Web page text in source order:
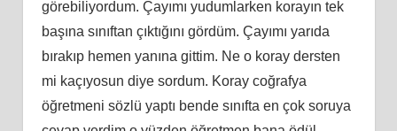
görebiliyordum. Çayımı yudumlarken korayın tek
başına sınıftan çıktığını gördüm. Çayımı yarıda
bırakıp hemen yanına gittim. Ne o koray dersten
mi kaçıyosun diye sordum. Koray coğrafya
öğretmeni sözlü yaptı bende sınıfta en çok soruya